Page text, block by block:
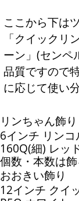
ここから下は
「クイックリ
ーン」(センペ
品質ですので
に応じて使い
リンちゃん飾り
6インチ リン
160Q(細) レッ
個数・本数は
おおきい飾り
12インチ クイ